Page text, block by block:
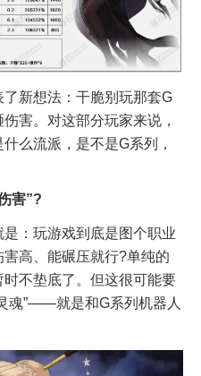
新想法：干脆别玩那套G
害。对这部分玩家来说，
么流派，是不是G系列，
害”?
：玩游戏到底是图个职业
高、能碾压就行?单纯的
不垫底了。但这很可能要
魂”——就是和G系列机器人